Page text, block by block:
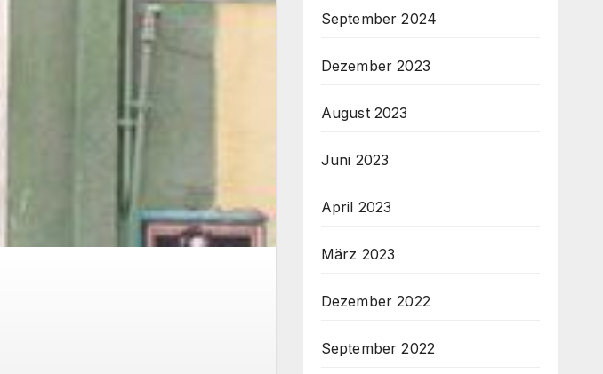
September 2024
Dezember 2023
August 2023
Juni 2023
April 2023
März 2023
Dezember 2022
September 2022